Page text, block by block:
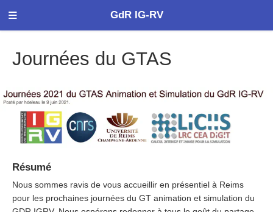
GdR IG-RV
Journées du GTAS
Résumé
Nous sommes ravis de vous accueillir en présentiel à Reims
pour les prochaines journées du GT animation et simulation du